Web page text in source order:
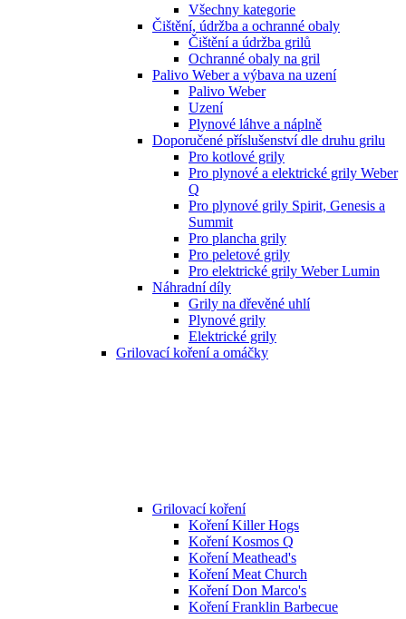
Všechny kategorie
Čištění, údržba a ochranné obaly
Čištění a údržba grilů
Ochranné obaly na gril
Palivo Weber a výbava na uzení
Palivo Weber
Uzení
Plynové láhve a náplně
Doporučené příslušenství dle druhu grilu
Pro kotlové grily
Pro plynové a elektrické grily Weber
Q
Pro plynové grily Spirit, Genesis a
Summit
Pro plancha grily
Pro peletové grily
Pro elektrické grily Weber Lumin
Náhradní díly
Grily na dřevěné uhlí
Plynové grily
Elektrické grily
Grilovací koření a omáčky
Grilovací koření
Koření Killer Hogs
Koření Kosmos Q
Koření Meathead's
Koření Meat Church
Koření Don Marco's
Koření Franklin Barbecue